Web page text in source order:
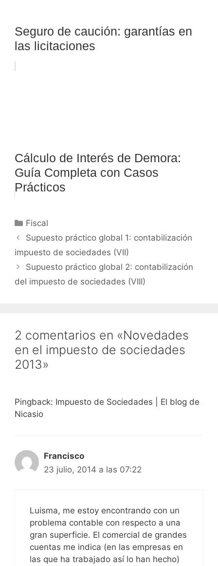
Seguro de caución: garantías en
las licitaciones
Cálculo de Interés de Demora:
Guía Completa con Casos
Prácticos
Categorías
Fiscal
Supuesto práctico global 1: contabilización
impuesto de sociedades (VII)
Supuesto práctico global 2: contabilización
del impuesto de sociedades (VIII)
2 comentarios en «Novedades
en el impuesto de sociedades
2013»
Pingback: Impuesto de Sociedades | El blog de
Nicasio
Francisco
23 julio, 2014 a las 07:22
Luisma, me estoy encontrando con un
problema contable con respecto a una
gran superficie. El comercial de grandes
cuentas me indica (en las empresas en
las que ha trabajado así lo han hecho)